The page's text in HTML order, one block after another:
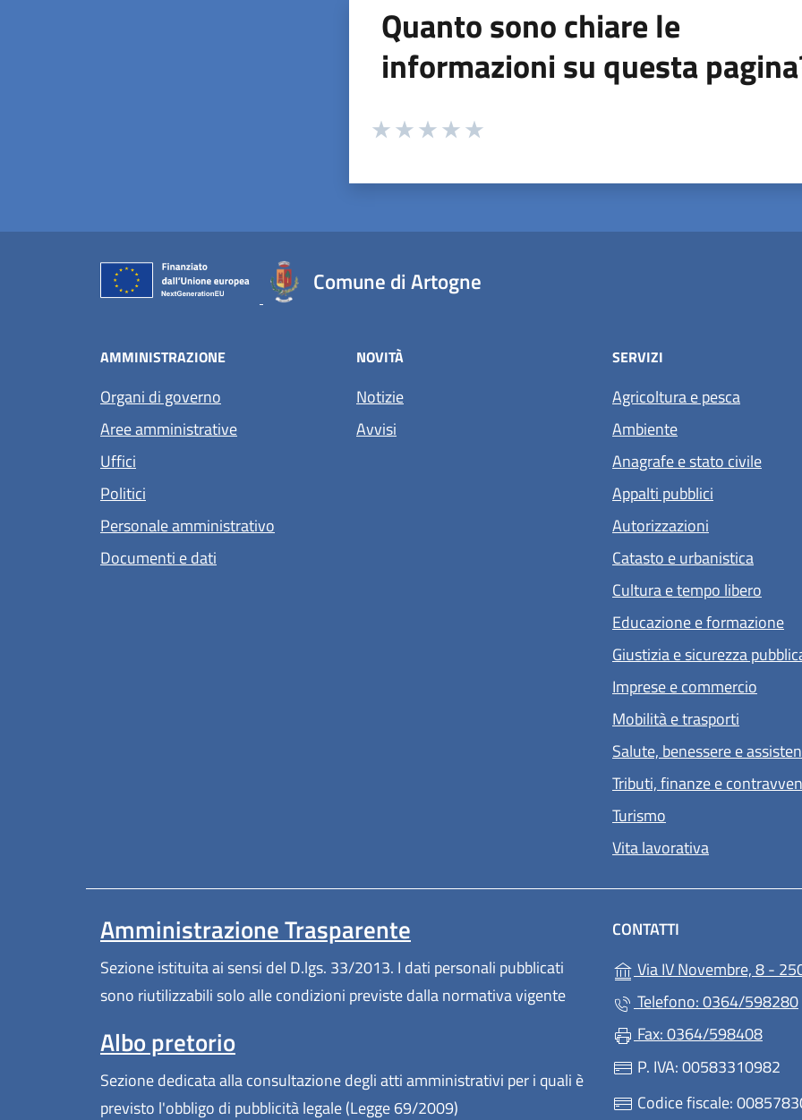
Quanto sono chiare le
informazioni su questa
Valuta da 1 a 5 stelle la pagina
Comune di Artogne
AMMINISTRAZIONE
Organi di governo
Aree amministrative
Uffici
Politici
Personale amministrativo
Documenti e dati
NOVITÀ
Notizie
Avvisi
SERVIZI
Agricoltura e pesca
Ambiente
Anagrafe e stato civile
Appalti pubblici
Autorizzazioni
Catasto e urbanistica
Cultura e tempo libero
Educazione e formazione
Giustizia e sicurezza
Imprese e commercio
Mobilità e trasporti
Salute, benessere e
Tributi, finanze e
Turismo
Vita lavorativa
Amministrazione Trasparente
Sezione istituita ai sensi del D.lgs. 33/2013. I dati personali pubblicati
sono riutilizzabili solo alle condizioni previste dalla normativa vigente
Albo pretorio
Sezione dedicata alla consultazione degli atti amministrativi per i quali è
previsto l'obbligo di pubblicità legale (Legge 69/2009)
CONTATTI
Via IV Novembre, 8 -
Telefono: 0364/598280
Fax: 0364/598408
P. IVA: 00583310982
Codice fiscale: